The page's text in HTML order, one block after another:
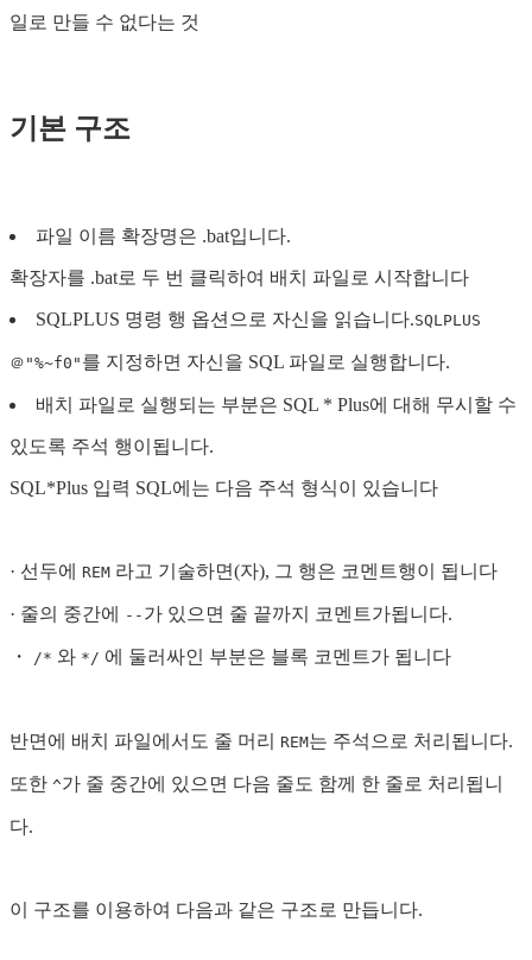
일로 만들 수 없다는 것
기본 구조
파일 이름 확장명은 .bat입니다.
확장자를 .bat로 두 번 클릭하여 배치 파일로 시작합니다
SQLPLUS 명령 행 옵션으로 자신을 읽습니다.SQLPLUS
＠"%~f0" 를 지정하면 자신을 SQL 파일로 실행합니다.
배치 파일로 실행되는 부분은 SQL * Plus에 대해 무시할 수
있도록 주석 행이됩니다.
SQL*Plus 입력 SQL에는 다음 주석 형식이 있습니다
· 선두에 REM 라고 기술하면(자), 그 행은 코멘트행이 됩니다
· 줄의 중간에 -- 가 있으면 줄 끝까지 코멘트가됩니다.
・ /* 와 */ 에 둘러싸인 부분은 블록 코멘트가 됩니다
반면에 배치 파일에서도 줄 머리 REM는 주석으로 처리됩니다.
또한 ^가 줄 중간에 있으면 다음 줄도 함께 한 줄로 처리됩니
다.
이 구조를 이용하여 다음과 같은 구조로 만듭니다.